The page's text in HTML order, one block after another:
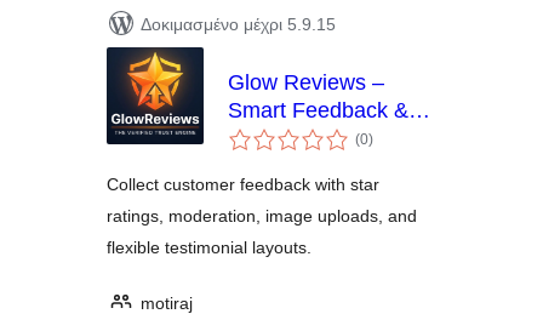
Δοκιμασμένο μέχρι 5.9.15
Glow Reviews –
Smart Feedback &
Testimonials (0αξιολογήσεις
σύνολο
)
Collect customer feedback with star
ratings, moderation, image uploads, and
flexible testimonial layouts.
motiraj